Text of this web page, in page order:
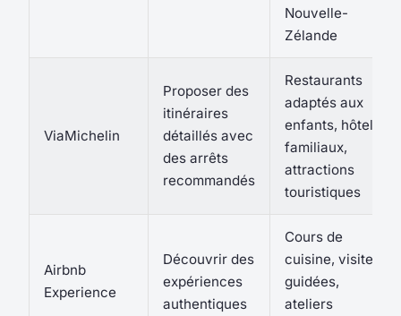
Nouvelle-
Zélande
ViaMichelin
Proposer des
itinéraires
détaillés avec
des arrêts
recommandés
Restaurants
adaptés aux
enfants, hôtels
familiaux,
attractions
touristiques
Airbnb
Experience
Découvrir des
expériences
authentiques
Cours de
cuisine, visites
guidées,
ateliers